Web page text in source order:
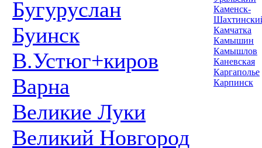
Бугуруслан
Буинск
В.Устюг+киров
Варна
Великие Луки
Великий Новгород
Каменск-
Камчатка
Камышин
Камышлов
Каневская
Каргаполье
Карпинск